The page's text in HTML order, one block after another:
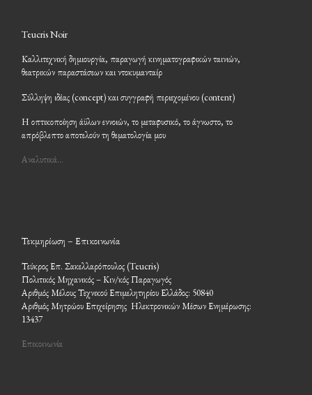
Teucris Noir
Καλλιτεχνική δημιουργία, παραγωγή κινηματογραφικών ταινιών,
θεατρικών παραστάσεων και ντοκυμανταίρ
Σύλληψη ιδέας (concept) και συγγραφή περιεχομένου (content)
Η οπτικοποίηση άϋλων εννοιών, το μεταφυσικό, το άγνωστο, το
απρόβλεπτο αποτελούν τη θεματολογία μου
Αναλυτικά…
Τεκμηρίωση – Επικοινωνία
Τεύκρος Επ. Σακελλαρόπουλος (Teucris)
Πολιτικός Μηχανικός – Κιν/κός Παραγωγός
Αριθμός Μέλους Τεχνικού Επιμελητηρίου Ελλάδος: 50840
Αριθμός Μητρώου Επιχείρησης Ηλεκτρονικών Μέσων Ενημέρωσης:
13437
Επικοινωνία